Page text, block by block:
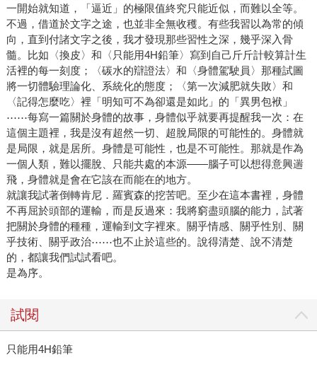
一開始就知道，「逼近」的極限值終究只能近似，而難以全等。
不過，借道於文字之途，也並非全無收穫。有些我習以為常的傾
向，直到付諸文字之後，我才發現那些習性之深，幾乎深入骨
髓。比如〈換皮〉和〈只能用4H鉛筆〉寫到自己斤斤計較算計生
活裡的每一刻度；〈碳水的辯證法〉和〈身體駕駛員〉那種試圖
將一切體驗理論化、系統化的態度；〈第一次減肥就失敗〉和
〈記得怎麼吃〉裡「明知可不為卻還是如此」的「異男包袱」
⋯⋯每寫一篇關於身體的故事，身體似乎就要再提醒我一次：在
這個主題裡，我是沒有超然一切、超脫局限的可能性的。身體就
是局限，就是居所。身體是可能性，也是不可能性。那就是作為
一個人類，難以擺脫、只能共處的本源——腦子可以想得意興遄
飛，身體就是會在它該在而能在的地方。
就讓我試著倒轉肯尼．羅賓森的挖苦吧。至少在這本書裡，身體
不再屈於頭部的運輸，而是反過來：我將窮盡頭腦的能力，試著
把關於身體的種種，運輸到文字裡來。關乎情感、關乎性別、關
乎技術、關乎政治⋯⋯也不止於這些的。說得清楚、說不清楚
的，都讓我們試試看吧。
是為序。
試閱
只能用4H鉛筆